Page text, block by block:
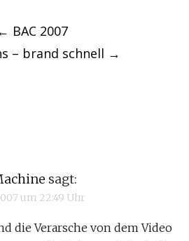
BAC 2007
– brand schnell →
sagt:
um 22:49 Uhr
die Verarsche von dem Video